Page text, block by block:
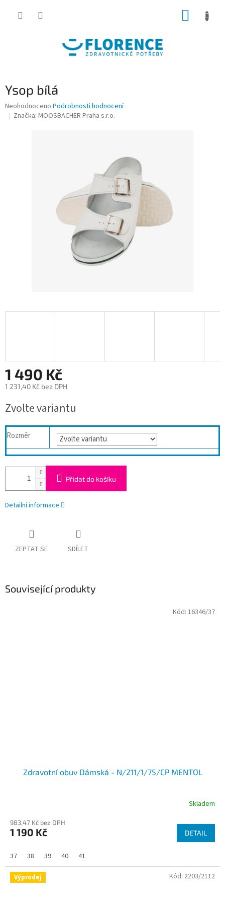
Ysop bílá
Průměrné
hodnocení
Neohodnoceno Podrobnosti hodnocení
Značka: MOOSBACHER Praha s.r.o.
1 490 Kč
1 231,40 Kč bez DPH
cena:
Zvolte variantu
Rozměr
Přidat do košíku
Detailní informace
ZEPTAT SE SDÍLET
Související produkty
Zdravotní obuv Dámská - N/211/1/75/CP MENTOL
Skladem
983,47 Kč bez DPH
1 190 Kč DETAIL
37 38 39 40 41
Kód: 16346/37
Výprodej Kód: 2203/2112